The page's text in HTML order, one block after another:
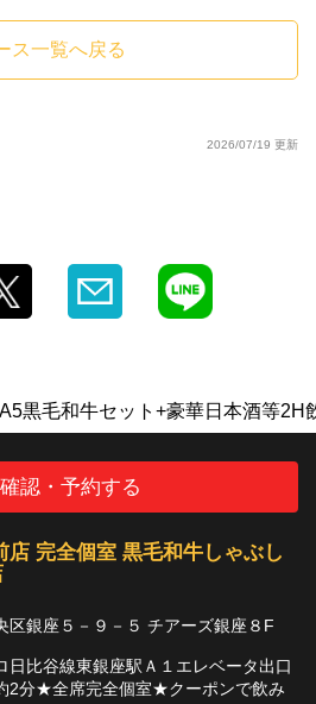
◆【ウォッカソーダ／ウォッカトニック／
ク】
（特茶）◆ジャスミン茶◆本日の美酢（ソ
ス一覧へ戻る
2026/07/19 更新
黒毛和牛セット+豪華日本酒等2H
認・予約する
店 完全個室 黒毛和牛しゃぶし
区銀座５－９－５ チアーズ銀座８F
日比谷線東銀座駅Ａ１エレベータ出口
2分★全席完全個室★クーポンで飲み